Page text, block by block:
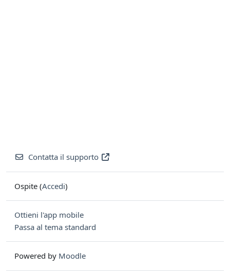
Contatta il supporto
Ospite (Accedi)
Ottieni l'app mobile
Passa al tema standard
Powered by Moodle